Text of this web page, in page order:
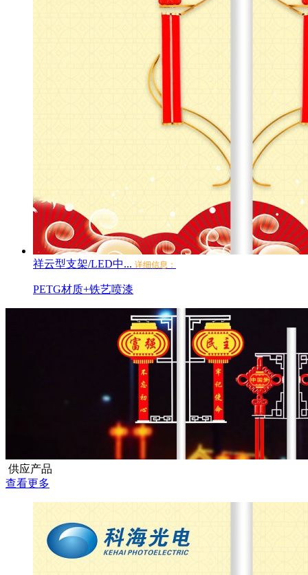
祥云型支架/LED中... 详细信息：
PETG材质+铁艺喷漆
供应产品
查看更多